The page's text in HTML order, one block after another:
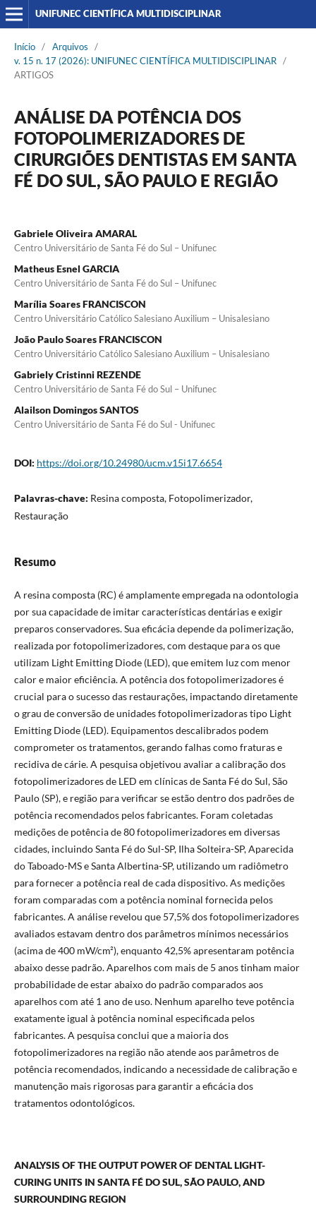
UNIFUNEC CIENTÍFICA MULTIDISCIPLINAR
Início / Arquivos
/
v. 15 n. 17 (2026): UNIFUNEC CIENTÍFICA MULTIDISCIPLINAR /
ARTIGOS
ANÁLISE DA POTÊNCIA DOS
FOTOPOLIMERIZADORES DE
CIRURGIÕES DENTISTAS EM SANTA
FÉ DO SUL, SÃO PAULO E REGIÃO
Gabriele Oliveira AMARAL
Centro Universitário de Santa Fé do Sul – Unifunec
Matheus Esnel GARCIA
Centro Universitário de Santa Fé do Sul – Unifunec
Marília Soares FRANCISCON
Centro Universitário Católico Salesiano Auxilium – Unisalesiano
João Paulo Soares FRANCISCON
Centro Universitário Católico Salesiano Auxilium – Unisalesiano
Gabriely Cristinni REZENDE
Centro Universitário de Santa Fé do Sul – Unifunec
Alailson Domingos SANTOS
Centro Universitário de Santa Fé do Sul - Unifunec
DOI: https://doi.org/10.24980/ucm.v15i17.6654
Palavras-chave: Resina composta, Fotopolimerizador,
Restauração
Resumo
A resina composta (RC) é amplamente empregada na odontologia
por sua capacidade de imitar características dentárias e exigir
preparos conservadores. Sua eficácia depende da polimerização,
realizada por fotopolimerizadores, com destaque para os que
utilizam Light Emitting Diode (LED), que emitem luz com menor
calor e maior eficiência. A potência dos fotopolimerizadores é
crucial para o sucesso das restaurações, impactando diretamente
o grau de conversão de unidades fotopolimerizadoras tipo Light
Emitting Diode (LED). Equipamentos descalibrados podem
comprometer os tratamentos, gerando falhas como fraturas e
recidiva de cárie. A pesquisa objetivou avaliar a calibração dos
fotopolimerizadores de LED em clínicas de Santa Fé do Sul, São
Paulo (SP), e região para verificar se estão dentro dos padrões de
potência recomendados pelos fabricantes. Foram coletadas
medições de potência de 80 fotopolimerizadores em diversas
cidades, incluindo Santa Fé do Sul-SP, Ilha Solteira-SP, Aparecida
do Taboado-MS e Santa Albertina-SP, utilizando um radiômetro
para fornecer a potência real de cada dispositivo. As medições
foram comparadas com a potência nominal fornecida pelos
fabricantes. A análise revelou que 57,5% dos fotopolimerizadores
avaliados estavam dentro dos parâmetros mínimos necessários
(acima de 400 mW/cm²), enquanto 42,5% apresentaram potência
abaixo desse padrão. Aparelhos com mais de 5 anos tinham maior
probabilidade de estar abaixo do padrão comparados aos
aparelhos com até 1 ano de uso. Nenhum aparelho teve potência
exatamente igual à potência nominal especificada pelos
fabricantes. A pesquisa conclui que a maioria dos
fotopolimerizadores na região não atende aos parâmetros de
potência recomendados, indicando a necessidade de calibração e
manutenção mais rigorosas para garantir a eficácia dos
tratamentos odontológicos.
ANALYSIS OF THE OUTPUT POWER OF DENTAL LIGHT-
CURING UNITS IN SANTA FÉ DO SUL, SÃO PAULO, AND
SURROUNDING REGION